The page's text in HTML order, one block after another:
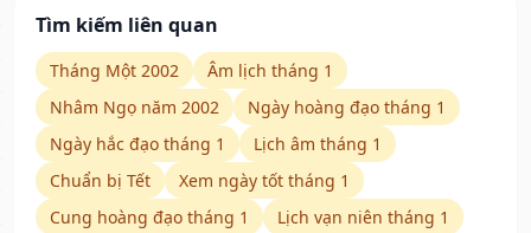
Tìm kiếm liên quan
Tháng Một 2002
Âm lịch tháng 1
Nhâm Ngọ năm 2002
Ngày hoàng đạo tháng 1
Ngày hắc đạo tháng 1
Lịch âm tháng 1
Chuẩn bị Tết
Xem ngày tốt tháng 1
Cung hoàng đạo tháng 1
Lịch vạn niên tháng 1